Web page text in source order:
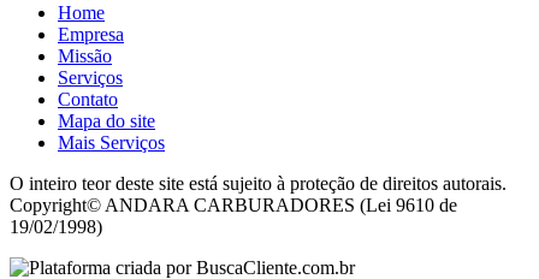
Home
Empresa
Missão
Serviços
Contato
Mapa do site
Mais Serviços
O inteiro teor deste site está sujeito à proteção de direitos autorais.
Copyright© ANDARA CARBURADORES (Lei 9610 de
19/02/1998)